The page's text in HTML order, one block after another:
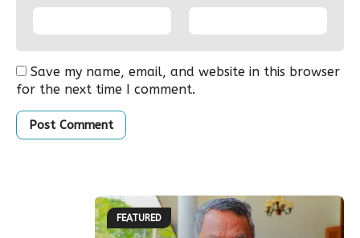
Save my name, email, and website in this browser
for the next time I comment.
FEATURED